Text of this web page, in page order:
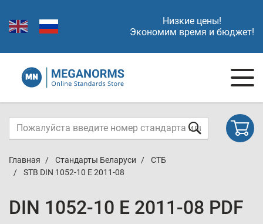
Низкие цены!
Экономим время и бюджет!
Главная Стандарты Беларуси
СТБ
STB DIN 1052-10 E 2011-08
DIN 1052-10 E 2011-08 PDF